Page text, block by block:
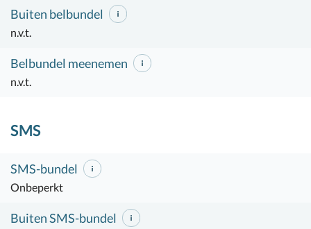
Buiten belbundel
n.v.t.
Belbundel meenemen
n.v.t.
SMS
SMS-bundel
Onbeperkt
Buiten SMS-bundel